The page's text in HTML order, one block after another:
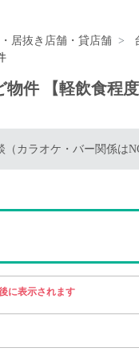
居抜き店舗・貸店舗
件 【軽飲食程
カラオケ・バー関係は
に表示されます